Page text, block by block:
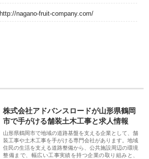
http://nagano-fruit-company.com/
株式会社アドバンスロードが山形県鶴岡
市で手がける舗装土木工事と求人情報
山形県鶴岡市で地域の道路基盤を支える企業として、舗
装工事や土木工事を手がける専門会社があります。地域
住民の生活を支える道路整備から、公共施設周辺の環境
整備まで、幅広い工事実績を持つ企業の取り組みと、